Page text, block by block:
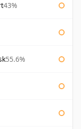
43%
55.6%